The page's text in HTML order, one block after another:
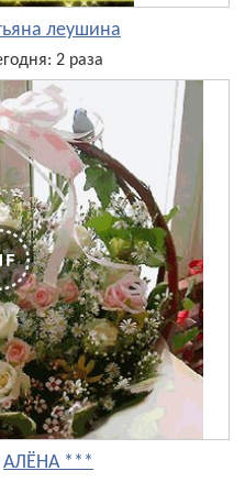
леушина
2 раза
АЛЁНА ***